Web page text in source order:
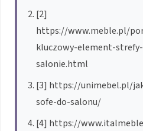
[2]
https://www.meble.pl/
kluczowy-element-
salonie.html
[3] https://unimebel.pl/
sofe-do-salonu/
[4] https://